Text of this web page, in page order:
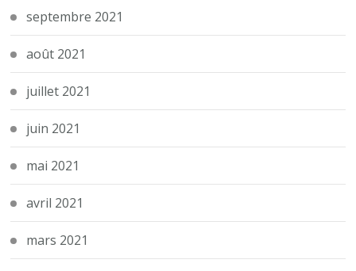
septembre 2021
août 2021
juillet 2021
juin 2021
mai 2021
avril 2021
mars 2021